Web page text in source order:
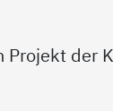
Projekt der